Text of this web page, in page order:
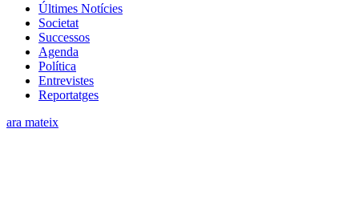
Últimes Notícies
Societat
Successos
Agenda
Política
Entrevistes
Reportatges
ara mateix